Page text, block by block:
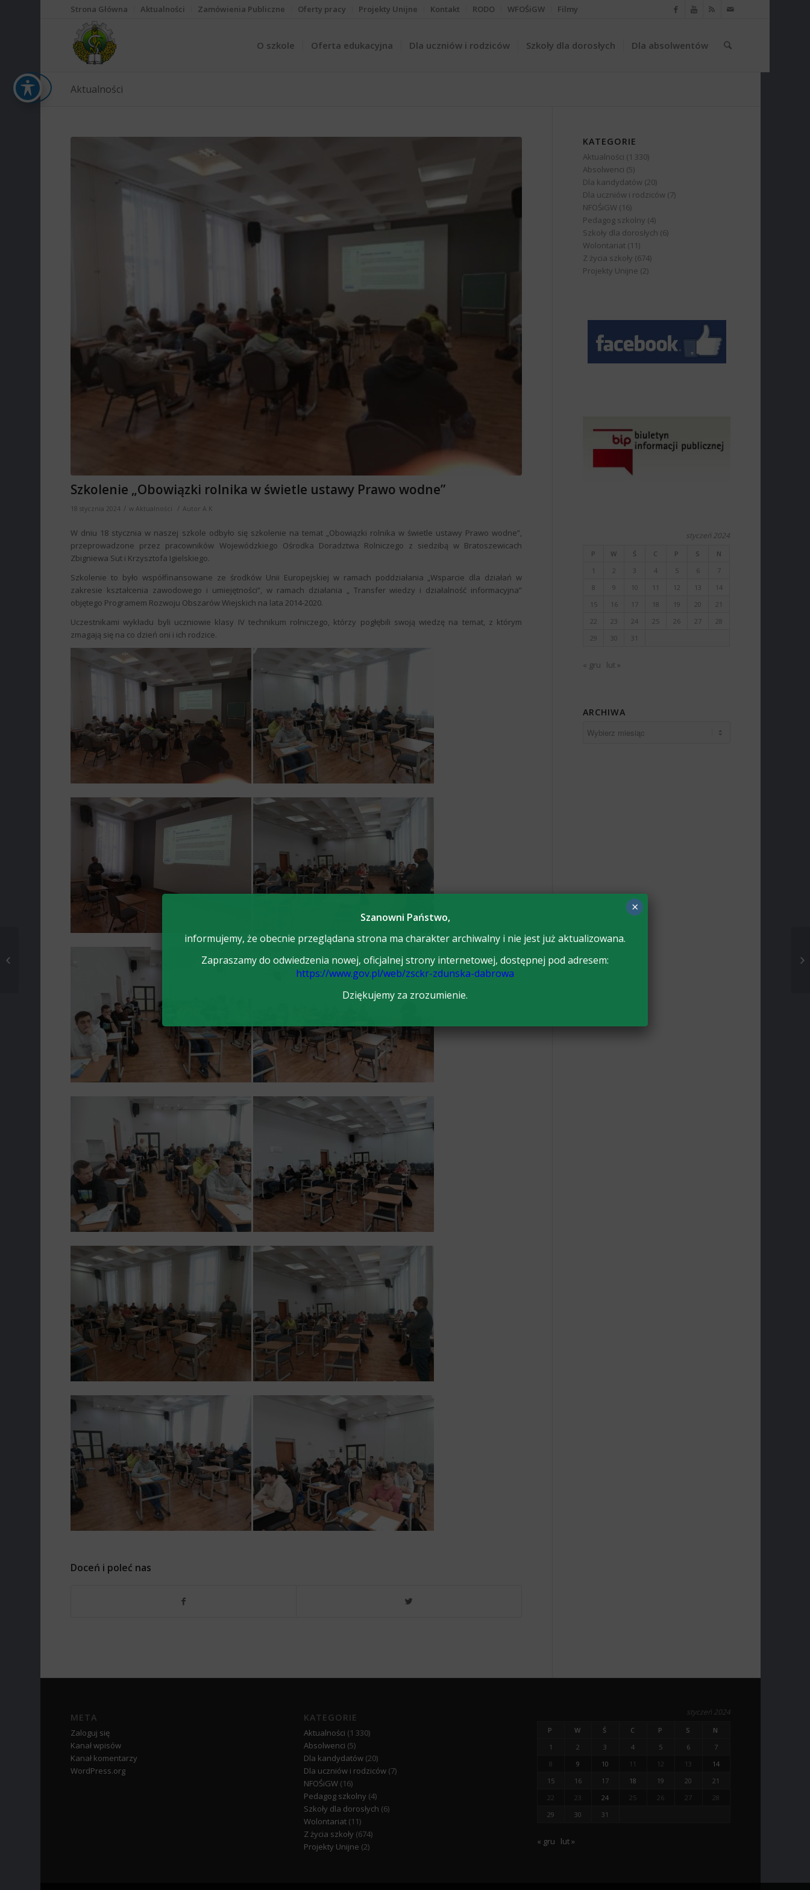
Strona Główna Aktualności Zamówienia Publiczne Oferty pracy Projekty Unijne Kontakt RODO WFOŚiGW Filmy
O szkole Oferta edukacyjna Dla uczniów i rodziców Szkoły dla dorosłych Dla absolwentów
Aktualności
Szkolenie „Obowiązki rolnika w świetle ustawy Prawo wodne”
18 stycznia 2024 / w Aktualności / Autor A K
W dniu 18 stycznia w naszej szkole odbyło się szkolenie na temat „Obowiązki rolnika w świetle ustawy Prawo wodne”,
przeprowadzone przez pracowników Wojewódzkiego Ośrodka Doradztwa Rolniczego z siedzibą w Bratoszewicach
Zbigniewa Sut i Krzysztofa Igielskiego.
Szkolenie to było współfinansowane ze środków Unii Europejskiej w ramach poddziałania „Wsparcie dla działań w
zakresie kształcenia zawodowego i umiejętności”, w ramach działania „ Transfer wiedzy i działalność informacyjna”
objętego Programem Rozwoju Obszarów Wiejskich na lata 2014-2020.
Uczestnikami wykładu byli uczniowie klasy IV technikum rolniczego, którzy pogłębili swoją wiedzę na temat, z którym
zmagają się na co dzień oni i ich rodzice.
Doceń i poleć nas
KATEGORIE
Aktualności (1 330)
Absolwenci (5)
Dla kandydatów (20)
Dla uczniów i rodziców (7)
NFOŚiGW (16)
Pedagog szkolny (4)
Szkoły dla dorosłych (6)
Wolontariat (11)
Z życia szkoły (674)
Projekty Unijne (2)
styczeń 2024
P W Ś C P S
N
1
2 3 4 5 6
7
8
9 10 11 12 13
14
15
16 17 18 19 20
21
22
23 24 25 26 27
28
29
30 31
« gru lut »
ARCHIWA
META
Zaloguj się
Kanał wpisów
Kanał komentarzy
WordPress.org
KATEGORIE
Aktualności (1 330)
Absolwenci (5)
Dla kandydatów(20)
Dla uczniów i rodziców(7)
NFOŚiGW(16)
Pedagog szkolny (4)
Szkoły dla dorosłych (6)
Wolontariat(11)
Z życia szkoły (674)
Projekty Unijne (2)
styczeń 2024
P W Ś C P S
N
1
2 3 4 5 6
7
8
9 10 11 12 13
14
15
16 17 18 19 20
21
22
23 24 25 26 27
28
29
30 31
« gru lut »
Szanowni Państwo,
informujemy, że obecnie przeglądana strona ma charakter archiwalny i nie jest już aktualizowana.
Zapraszamy do odwiedzenia nowej, oficjalnej strony internetowej, dostępnej pod adresem:
https://www.gov.pl/web/zsckr-zdunska-dabrowa
Dziękujemy za zrozumienie.
×